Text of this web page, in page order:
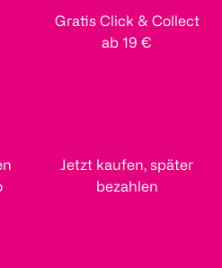
Gratis Click & Collect
ab 19 €
Jetzt kaufen, später
bezahlen